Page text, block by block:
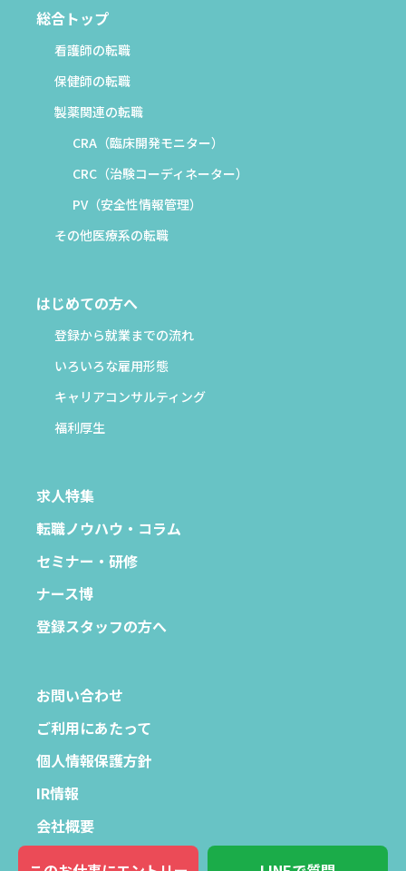
総合トップ
看護師の転職
保健師の転職
製薬関連の転職
CRA（臨床開発モニター）
CRC（治験コーディネーター）
PV（安全性情報管理）
その他医療系の転職
はじめての方へ
登録から就業までの流れ
いろいろな雇用形態
キャリアコンサルティング
福利厚生
求人特集
転職ノウハウ・コラム
セミナー・研修
ナース博
登録スタッフの方へ
お問い合わせ
ご利用にあたって
個人情報保護方針
IR情報
会社概要